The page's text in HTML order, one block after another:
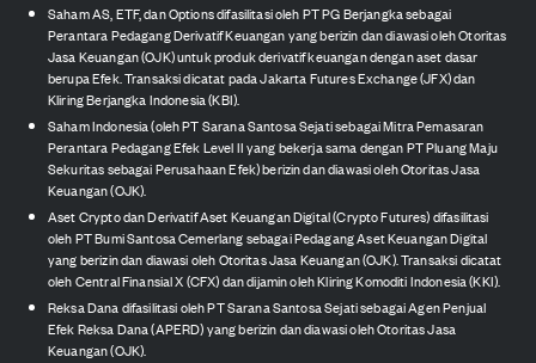
Saham AS, ETF, dan Options difasilitasi oleh PT PG Berjangka sebagai
Perantara Pedagang Derivatif Keuangan yang berizin dan diawasi oleh Otoritas
Jasa Keuangan (OJK) untuk produk derivatif keuangan dengan aset dasar
berupa Efek. Transaksi dicatat pada Jakarta Futures Exchange (JFX) dan
Kliring Berjangka Indonesia (KBI).
Saham Indonesia (oleh PT Sarana Santosa Sejati sebagai Mitra Pemasaran
Perantara Pedagang Efek Level II yang bekerja sama dengan PT Pluang Maju
Sekuritas sebagai Perusahaan Efek) berizin dan diawasi oleh Otoritas Jasa
Keuangan (OJK).
Aset Crypto dan Derivatif Aset Keuangan Digital (Crypto Futures) difasilitasi
oleh PT Bumi Santosa Cemerlang sebagai Pedagang Aset Keuangan Digital
yang berizin dan diawasi oleh Otoritas Jasa Keuangan (OJK). Transaksi dicatat
oleh Central Finansial X (CFX) dan dijamin oleh Kliring Komoditi Indonesia (KKI).
Reksa Dana difasilitasi oleh PT Sarana Santosa Sejati sebagai Agen Penjual
Efek Reksa Dana (APERD) yang berizin dan diawasi oleh Otoritas Jasa
Keuangan (OJK).